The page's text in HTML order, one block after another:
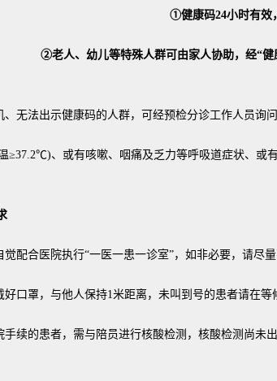
①健康码24小时有效
②老人、幼儿等特殊人群可由家人协助，经“健
法出示健康码的人群，可经预检分诊工作人员询问
、或有咳嗽、咽痛及乏力等呼吸道症状、或
合医院执行“一医一患一诊室”，如非必要，请尽量
罩，与他人保持1米距离，未叫到号的患者请在等
的患者，需与陪员进行核酸检测，核酸检测尚未